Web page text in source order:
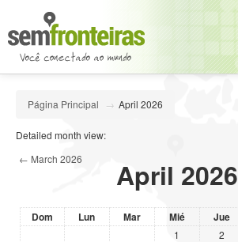
Página Principal → April 2026
Detailed month view:
← March 2026 April 2026
Dom Lun Mar Mié Jue
1 2